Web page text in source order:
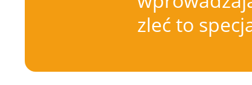
zleć to